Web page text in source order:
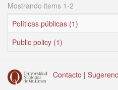
Mostrando items 1-2
Políticas públicas (1)
Public policy (1)
Contacto |